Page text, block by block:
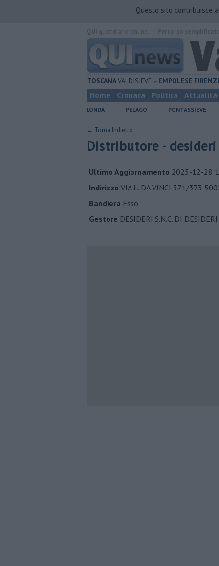
Questo sito contribuisce
TOSCANAVALDISIEVE EMPOLESE
Home Cronaca Politica Attualità
LONDA PELAGO PONTASSIEVE
← Torna Indietro
Distributore - desideri
Ultimo Aggiornamento 2025-12-28
Indirizzo VIA L. DA VINCI 371/373
Bandiera Esso
Gestore DESIDERI S.N.C. DI